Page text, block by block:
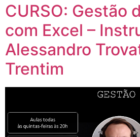
CURSO: Gestão
com Excel –
Alessandro
Trentim